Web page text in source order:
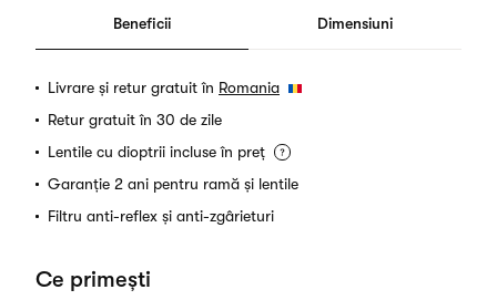
Beneficii Dimensiuni
Livrare și retur gratuit în Romania
Retur gratuit în 30 de zile
Lentile cu dioptrii incluse în preț
Garanție 2 ani pentru ramă și lentile
Filtru anti-reflex și anti-zgârieturi
Ce primești